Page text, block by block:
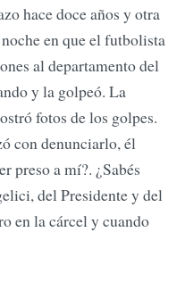
hace doce años y otra
en que el futbolista
al departamento del
y la golpeó. La
fotos de los golpes.
con denunciarlo, él
preso a mí?. ¿Sabés
del Presidente y del
en la cárcel y cuando